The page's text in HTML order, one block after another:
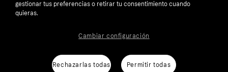
Número de empresa: 556737-0431
gestionar tus preferencias o retirar tu consentimiento cuando
quieras.
Rechazarlas todas Permitir todas
Cambiar configuración